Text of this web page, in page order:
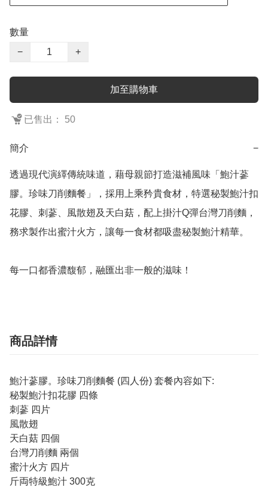
數量
−
+
加至購物車
已售出： 50
簡介 −
透過現代演繹傳統味道，藉母親節打造滋補風味「鮑汁蔘
膠。珍味刀削麵餐」，採用上乘矜貴食材，特選秘製鮑汁扣
花膠、刺蔘、風散翅及天白菇，配上掛汁Q彈台灣刀削麵，
務求製作出蜜汁火方，讓每一食材都吸盡秘製鮑汁精華。
每一口都香濃馥郁，融匯出非一般的滋味！
商品詳情
鮑汁蔘膠。珍味刀削麵餐 (四人份) 套餐內容如下:
秘製鮑汁扣花膠 四條
刺蔘 四片
風散翅
天白菇 四個
台灣刀削麵 兩個
蜜汁火方 四片
斤両特級鮑汁 300克